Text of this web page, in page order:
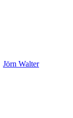
Jörn Walter